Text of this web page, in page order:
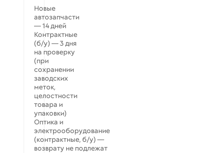
Новые
автозапчасти
— 14 дней
Контрактные
(б/у) — 3 дня
на проверку
(при
сохранении
заводских
меток,
целостности
товара и
упаковки)
Оптика и
электрооборудование
(контрактные, б/у) —
возврату не подлежат